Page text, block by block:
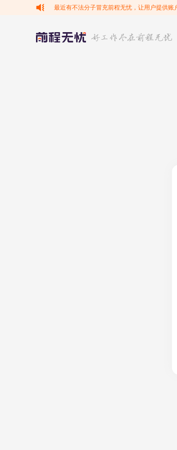
最近有不法分子冒充前程无忧，让用户提供账